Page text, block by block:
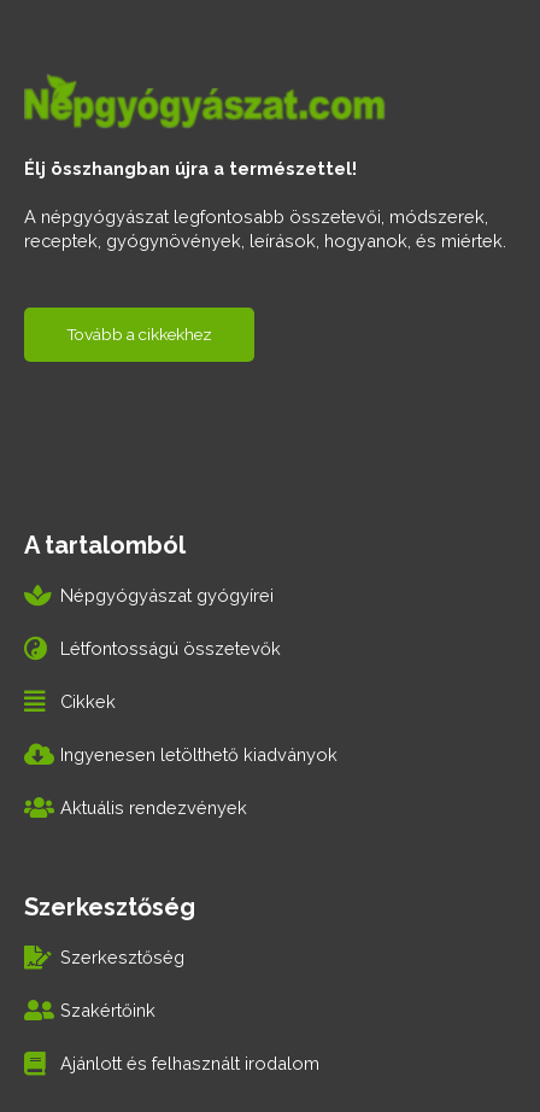
Élj összhangban újra a természettel!
A népgyógyászat legfontosabb összetevői, módszerek,
receptek, gyógynövények, leírások, hogyanok, és miértek.
Tovább a cikkekhez
A tartalomból
Népgyógyászat gyógyírei
Létfontosságú összetevők
Cikkek
Ingyenesen letölthető kiadványok
Aktuális rendezvények
Szerkesztőség
Szerkesztőség
Szakértőink
Ajánlott és felhasznált irodalom